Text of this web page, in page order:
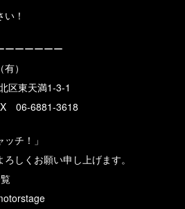
！
ーーーーーー
）
区東天満1-3-1
06-6881-3618
チ！」
しくお願い申し上げます。